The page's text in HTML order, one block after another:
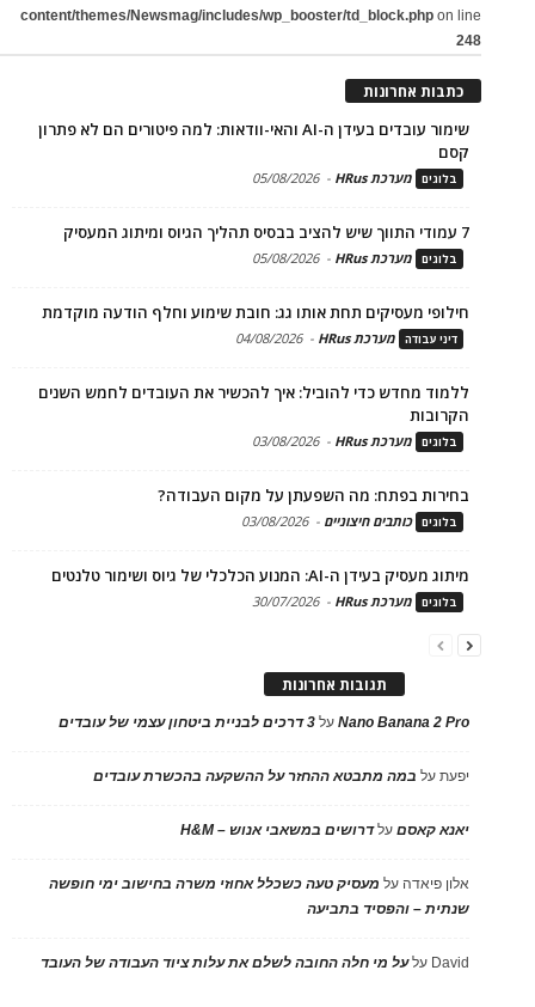
content/themes/Newsmag/includes/wp_booster/td_block.php on line
248
כתבות אחרונות
שימור עובדים בעידן ה-AI והאי-וודאות: למה פיטורים הם לא פתרון
קסם
בלוגים מערכת HRus -
05/08/2026
7 עמודי התווך שיש להציב בבסיס תהליך הגיוס ומיתוג המעסיק
בלוגים מערכת HRus -
05/08/2026
חילופי מעסיקים תחת אותו גג: חובת שימוע וחלף הודעה מוקדמת
דיני עבודה מערכת HRus -
04/08/2026
ללמוד מחדש כדי להוביל: איך להכשיר את העובדים לחמש השנים
הקרובות
בלוגים מערכת HRus -
03/08/2026
בחירות בפתח: מה השפעתן על מקום העבודה?
בלוגים כותבים חיצוניים -
03/08/2026
מיתוג מעסיק בעידן ה-AI: המנוע הכלכלי של גיוס ושימור טלנטים
בלוגים מערכת HRus -
30/07/2026
תגובות אחרונות
Nano Banana 2 Proעל 3 דרכים לבניית ביטחון עצמי של עובדים
יפעתעל במה מתבטא ההחזר על ההשקעה בהכשרת עובדים
יאנא קאסםעלדרושים במשאבי אנוש – H&M
אלון פיאדה על מעסיק טעה כשכלל אחוזי משרה בחישוב ימי חופשה
שנתית – והפסיד בתביעה
David עלעל מי חלה החובה לשלם את עלות ציוד העבודה של העובד